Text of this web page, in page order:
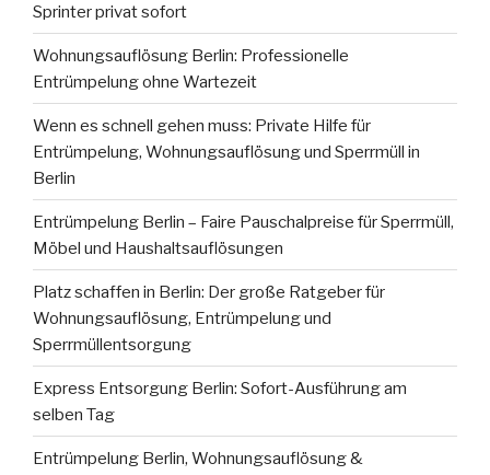
Sprinter privat sofort
Wohnungsauflösung Berlin: Professionelle
Entrümpelung ohne Wartezeit
Wenn es schnell gehen muss: Private Hilfe für
Entrümpelung, Wohnungsauflösung und Sperrmüll in
Berlin
Entrümpelung Berlin – Faire Pauschalpreise für Sperrmüll,
Möbel und Haushaltsauflösungen
Platz schaffen in Berlin: Der große Ratgeber für
Wohnungsauflösung, Entrümpelung und
Sperrmüllentsorgung
Express Entsorgung Berlin: Sofort-Ausführung am
selben Tag
Entrümpelung Berlin, Wohnungsauflösung &